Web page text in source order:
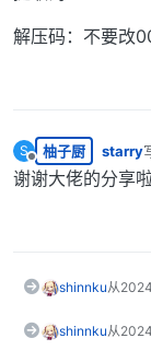
解压码：不要改
S
离线
柚子厨 starry
谢谢大佬的分享啦
shinnku从
shinnku从